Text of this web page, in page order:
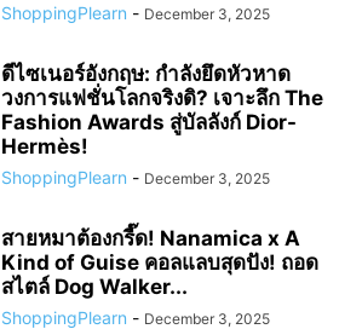
ShoppingPlearn - December 3, 2025
ดีไซเนอร์อังกฤษ: กำลังยึดหัวหาด
วงการแฟชั่นโลกจริงดิ? เจาะลึก The
Fashion Awards สู่บัลลังก์ Dior-
Hermès!
ShoppingPlearn - December 3, 2025
สายหมาต้องกรี๊ด! Nanamica x A
Kind of Guise คอลแลบสุดปัง! ถอด
สไตล์ Dog Walker...
ShoppingPlearn - December 3, 2025